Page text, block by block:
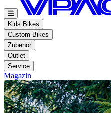
Kids Bikes
Custom Bikes
Zubehör
Outlet
Service
Magazin